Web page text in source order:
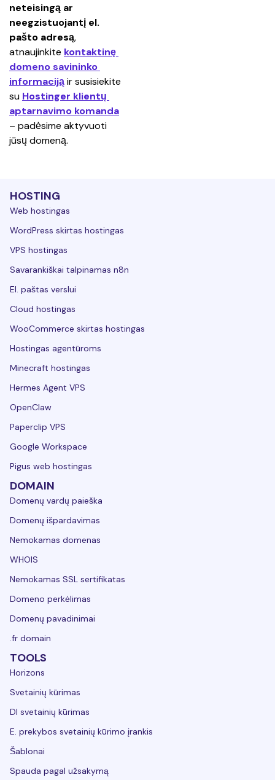
neteisingą ar
neegzistuojantį el.
pašto adresą,
atnaujinkite kontaktinę
domeno savininko
informaciją ir susisiekite
su Hostinger klientų
aptarnavimo komanda
– padėsime aktyvuoti
jūsų domeną.
HOSTING
Web hostingas
WordPress skirtas hostingas
VPS hostingas
Savarankiškai talpinamas n8n
El. paštas verslui
Cloud hostingas
WooCommerce skirtas hostingas
Hostingas agentūroms
Minecraft hostingas
Hermes Agent VPS
OpenClaw
Paperclip VPS
Google Workspace
Pigus web hostingas
DOMAIN
Domenų vardų paieška
Domenų išpardavimas
Nemokamas domenas
WHOIS
Nemokamas SSL sertifikatas
Domeno perkėlimas
Domenų pavadinimai
.fr domain
TOOLS
Horizons
Svetainių kūrimas
DI svetainių kūrimas
E. prekybos svetainių kūrimo įrankis
Šablonai
Spauda pagal užsakymą